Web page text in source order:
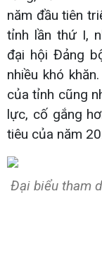
năm đầu tiên
tỉnh lần thứ I,
đại hội Đảng
nhiều khó
của tỉnh cũng
lực, cố gắng
tiêu của năm
Đại biểu tham